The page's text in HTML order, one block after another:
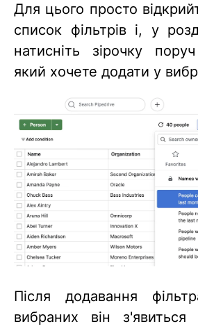
Для цього просто
список фільтрів і, у
натисніть зірочку
який хочете додати у
Після додавання
вибраних він з'явиться